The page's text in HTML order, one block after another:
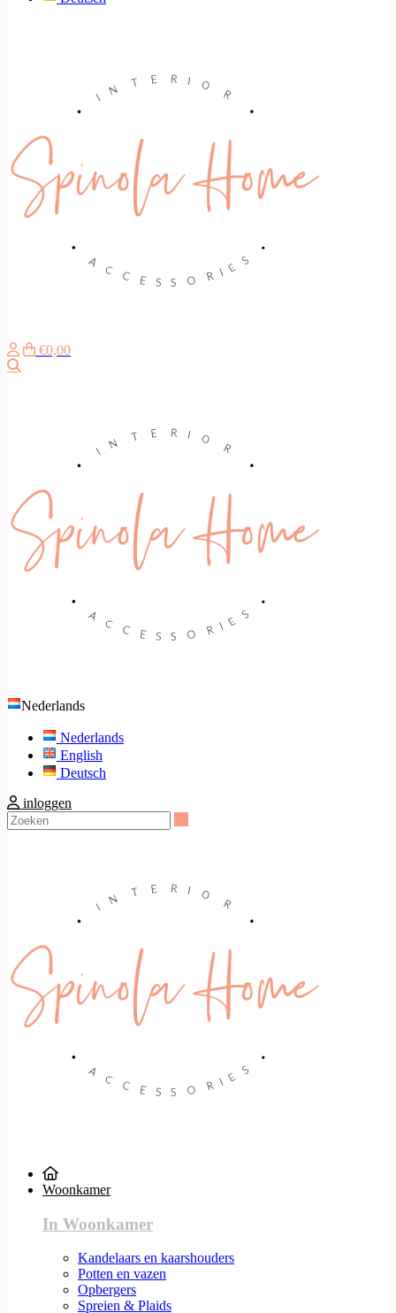
€0,00
Nederlands
Nederlands
English
Deutsch
inloggen
Woonkamer
In Woonkamer
Kandelaars en kaarshouders
Potten en vazen
Opbergers
Spreien & Plaids